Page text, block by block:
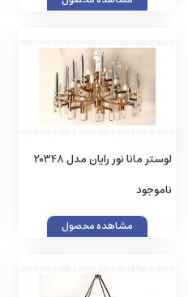
لوستر مانا نور رایان مدل 20348
ناموجود
مشاهده محصول